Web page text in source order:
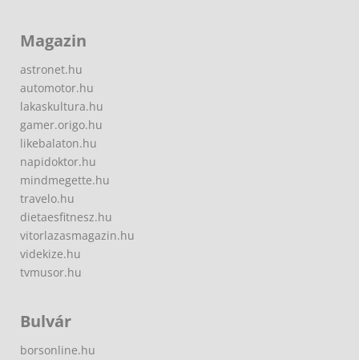
Magazin
astronet.hu
automotor.hu
lakaskultura.hu
gamer.origo.hu
likebalaton.hu
napidoktor.hu
mindmegette.hu
travelo.hu
dietaesfitnesz.hu
vitorlazasmagazin.hu
videkize.hu
tvmusor.hu
Bulvár
borsonline.hu